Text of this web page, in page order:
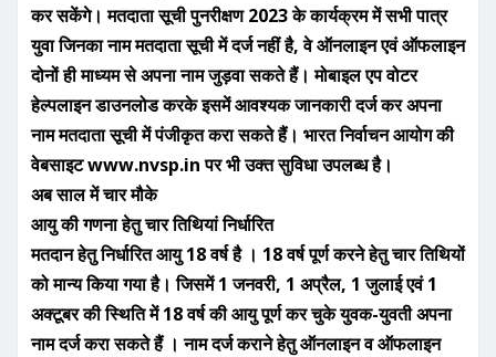
कर सकेंगे। मतदाता सूची पुनरीक्षण 2023 के कार्यक्रम में सभी पात्र
युवा जिनका नाम मतदाता सूची में दर्ज नहीं है, वे ऑनलाइन एवं ऑफलाइन
दोनों ही माध्यम से अपना नाम जुड़वा सकते हैं। मोबाइल एप वोटर
हेल्पलाइन डाउनलोड करके इसमें आवश्यक जानकारी दर्ज कर अपना
नाम मतदाता सूची में पंजीकृत करा सकते हैं। भारत निर्वाचन आयोग की
वेबसाइट www.nvsp.in पर भी उक्त सुविधा उपलब्ध है।
अब साल में चार मौके
आयु की गणना हेतु चार तिथियां निर्धारित
मतदान हेतु निर्धारित आयु 18 वर्ष है । 18 वर्ष पूर्ण करने हेतु चार तिथियों
को मान्य किया गया है। जिसमें 1 जनवरी, 1 अप्रैल, 1 जुलाई एवं 1
अक्टूबर की स्थिति में 18 वर्ष की आयु पूर्ण कर चुके युवक-युवती अपना
नाम दर्ज करा सकते हैं । नाम दर्ज कराने हेतु ऑनलाइन व ऑफलाइन